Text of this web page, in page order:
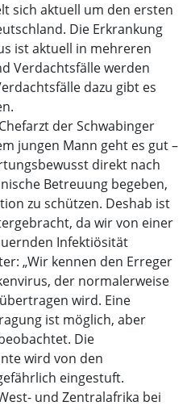
sich aktuell um den ersten
Die Erkrankung
ist aktuell in mehreren
Verdachtsfälle werden
dazu gibt es
der Schwabinger
jungen Mann geht es gut –
direkt nach
Betreuung begeben,
zu schützen. Deshab ist
da wir von einer
Infektiösität
„Wir kennen den Erreger
der normalerweise
wird. Eine
ist möglich, aber
Die
wird von den
eingestuft.
und Zentralafrika bei